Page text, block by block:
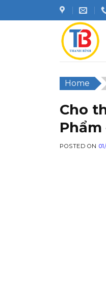
to
Home
Cho
POSTED ON